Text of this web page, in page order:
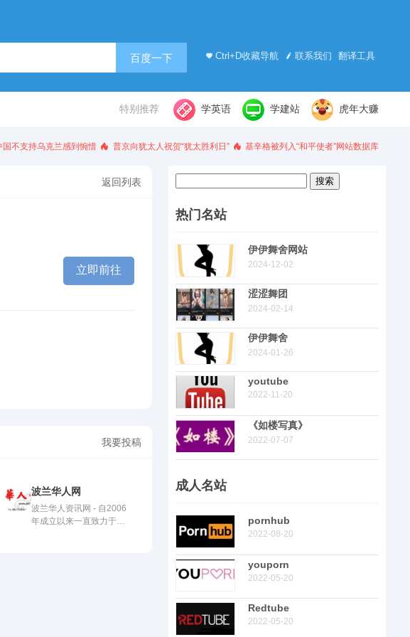
Ctrl+D收藏导航 联系我们 翻译工具
百度一下
特别推荐 学英语 学建站 虎年大赚
国不支持乌克兰感到惋惜 普京向犹太人祝贺“犹太胜利日” 基辛格被列入“和平使者”网站数据库
返回列表
立即前往
我要投稿
波兰华人网
波兰华人资讯网 - 自2006
年成立以来一直致力于为
热门名站
伊伊舞舍网站
2024-12-02
涩涩舞团
2024-02-14
伊伊舞舍
2024-01-26
youtube
2022-11-20
《如楼写真》
2022-07-07
成人名站
pornhub
2022-08-20
youporn
2022-05-20
Redtube
2022-05-20